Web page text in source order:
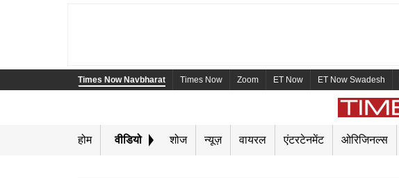
Times Now Navbharat Times Now Zoom ET Now ET Now Swadesh
होम वीडियो शोज न्यूज़ वायरल एंटरटेनमेंट ओरिजिनल्स